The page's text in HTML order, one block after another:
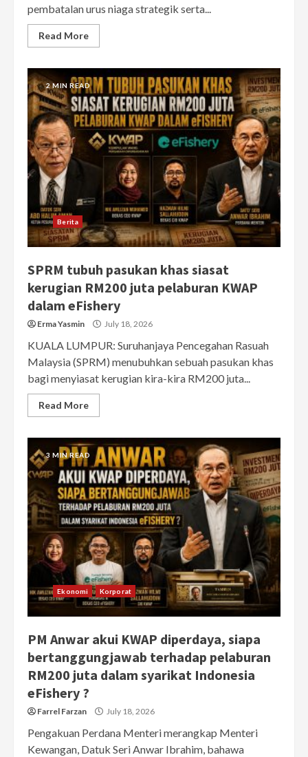
pembatalan urus niaga strategik serta...
Read More
2 MIN READ
Berita
SPRM tubuh pasukan khas siasat
kerugian RM200 juta pelaburan KWAP
dalam eFishery
Erma Yasmin July 18, 2026
KUALA LUMPUR: Suruhanjaya Pencegahan Rasuah
Malaysia (SPRM) menubuhkan sebuah pasukan khas
bagi menyiasat kerugian kira-kira RM200 juta...
Read More
3 MIN READ
Ekonomi Korporat
PM Anwar akui KWAP diperdaya, siapa
bertanggungjawab terhadap pelaburan
RM200 juta dalam syarikat Indonesia
eFishery ?
Farrel Farzan July 18, 2026
Pengakuan Perdana Menteri merangkap Menteri
Kewangan, Datuk Seri Anwar Ibrahim, bahawa